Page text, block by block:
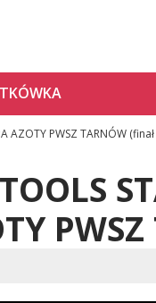
AZOTY PWSZ TARNÓW